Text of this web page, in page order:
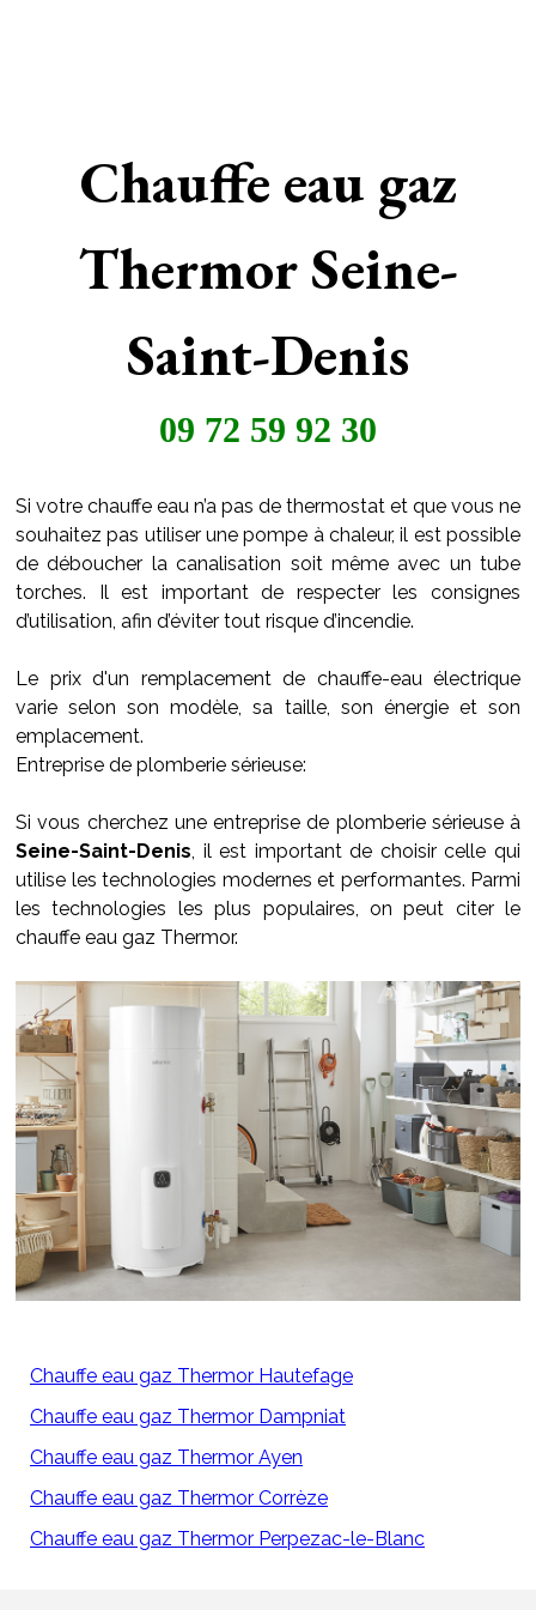
Chauffe eau gaz
Thermor Seine-
Saint-Denis
09 72 59 92 30
Si votre chauffe eau n’a pas de thermostat et que vous ne
souhaitez pas utiliser une pompe à chaleur, il est possible
de déboucher la canalisation soit même avec un tube
torches. Il est important de respecter les consignes
d’utilisation, afin d’éviter tout risque d’incendie.
Le prix d'un remplacement de chauffe-eau électrique
varie selon son modèle, sa taille, son énergie et son
emplacement.
Entreprise de plomberie sérieuse:
Si vous cherchez une entreprise de plomberie sérieuse à
Seine-Saint-Denis, il est important de choisir celle qui
utilise les technologies modernes et performantes. Parmi
les technologies les plus populaires, on peut citer le
chauffe eau gaz Thermor.
Chauffe eau gaz Thermor Hautefage
Chauffe eau gaz Thermor Dampniat
Chauffe eau gaz Thermor Ayen
Chauffe eau gaz Thermor Corrèze
Chauffe eau gaz Thermor Perpezac-le-Blanc